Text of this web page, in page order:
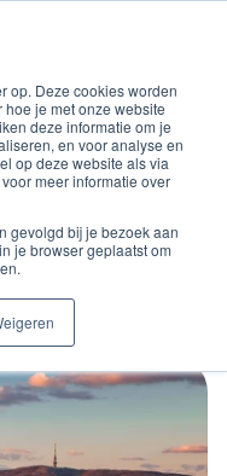
op. Deze cookies worden
je met onze website
deze informatie om je
en voor analyse en
op deze website als via
voor meer informatie over
gevolgd bij je bezoek aan
je browser geplaatst om